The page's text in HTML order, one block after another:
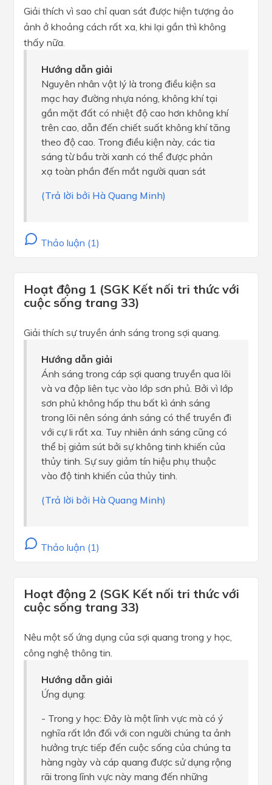
Giải thích vì sao chỉ quan sát được hiện tượng ảo
ảnh ở khoảng cách rất xa, khi lại gần thì không
thấy nữa.
Hướng dẫn giải
Nguyên nhân vật lý là trong điều kiện sa
mạc hay đường nhựa nóng, không khí tại
gần mặt đất có nhiệt độ cao hơn không khí
trên cao, dẫn đến chiết suất không khí tăng
theo độ cao. Trong điều kiện này, các tia
sáng từ bầu trời xanh có thể được phản
xạ toàn phần đến mắt người quan sát
(Trả lời bởi Hà Quang Minh)
Thảo luận (1)
Hoạt động 1 (SGK Kết nối tri thức với
cuộc sống trang 33)
Giải thích sự truyền ánh sáng trong sợi quang.
Hướng dẫn giải
Ánh sáng trong cáp sợi quang truyền qua lõi
và va đập liên tục vào lớp sơn phủ. Bởi vì lớp
sơn phủ không hấp thu bất kì ánh sáng
trong lõi nên sóng ánh sáng có thể truyền đi
với cự li rất xa. Tuy nhiên ánh sáng cũng có
thể bị giảm sút bởi sự không tinh khiến của
thủy tinh. Sự suy giảm tín hiệu phụ thuộc
vào độ tinh khiến của thủy tinh.
(Trả lời bởi Hà Quang Minh)
Thảo luận (1)
Hoạt động 2 (SGK Kết nối tri thức với
cuộc sống trang 33)
Nêu một số ứng dụng của sợi quang trong y học,
công nghệ thông tin.
Hướng dẫn giải
Ứng dụng:
- Trong y học: Đây là một lĩnh vực mà có ý
nghĩa rất lớn đối với con người chúng ta ảnh
hưởng trực tiếp đến cuộc sống của chúng ta
hàng ngày và cáp quang được sử dụng rộng
rãi trong lĩnh vực này mang đến những